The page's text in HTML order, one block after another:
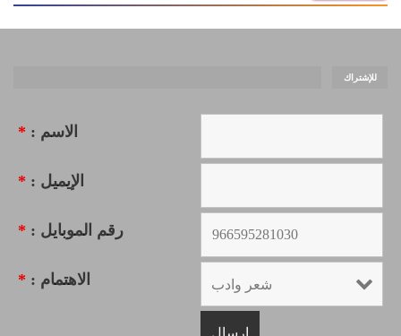
للإشتراك
الاسم : *
الإيميل : *
رقم الموبايل : *
الاهتمام : *